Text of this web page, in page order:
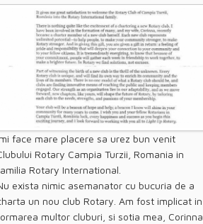
face mare placere sa urez bun venit
Rotary Campia Turzii, Romania in
Rotary International.
exista nimic asemanator cu bucuria de a
un nou club Rotary. Am fost implicat in
multor cluburi, si sotia mea, Corinna,